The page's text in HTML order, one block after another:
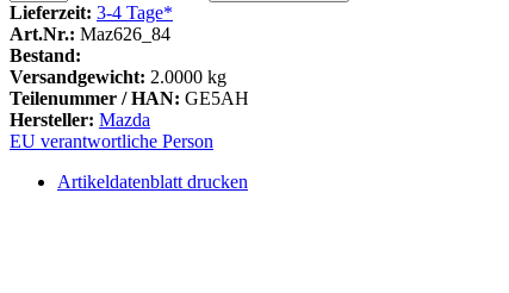
Lieferzeit: 3-4 Tage*
Art.Nr.: Maz626_84
Bestand:
Versandgewicht: 2.0000 kg
Teilenummer / HAN: GE5AH
Hersteller: Mazda
EU verantwortliche Person
Artikeldatenblatt drucken